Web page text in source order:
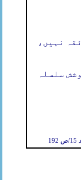
نہیں،
سلسلہ